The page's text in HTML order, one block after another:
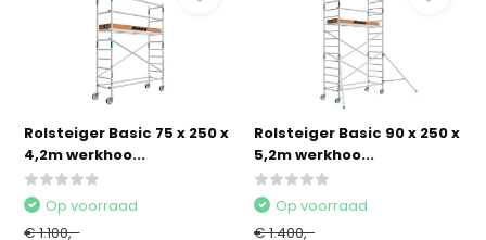
Rolsteiger Basic 75 x 250 x
4,2m werkhoo...
Op voorraad
€ 1.100,-
Rolsteiger Basic 90 x 250 x
5,2m werkhoo...
Op voorraad
€ 1.400,-